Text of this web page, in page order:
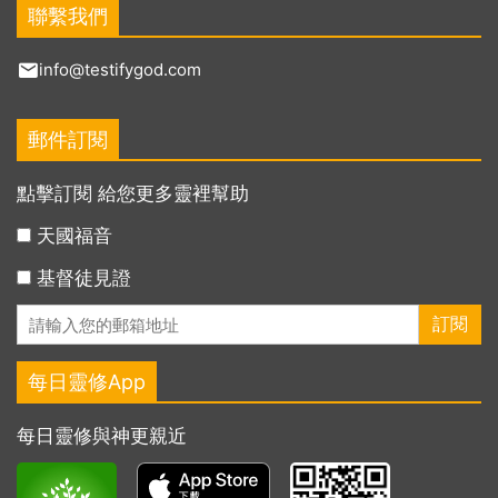
聯繫我們
info@testifygod.com
郵件訂閱
點擊訂閱 給您更多靈裡幫助
天國福音
基督徒見證
每日靈修App
每日靈修與神更親近